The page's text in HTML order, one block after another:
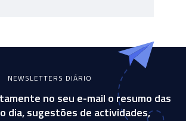
NEWSLETTERS DIÁRIO
no seu e-mail o resumo das
dia, sugestões de actividades,